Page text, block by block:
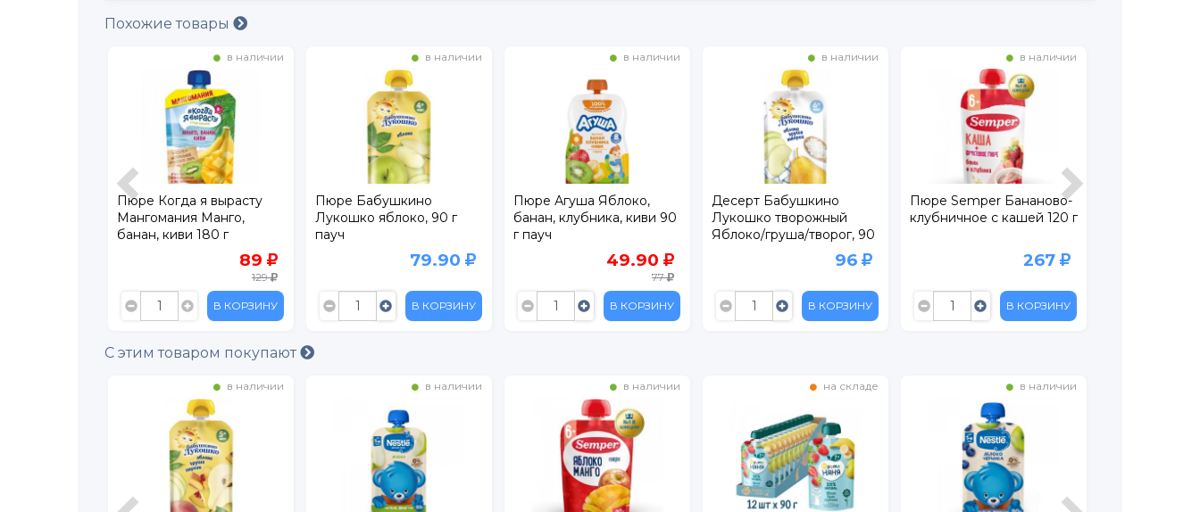
Похожие товары
в наличии
Пюре Когда я вырасту
Мангомания Манго,
банан, киви 180 г
89
129
В КОРЗИНУ
в наличии
Пюре Бабушкино
Лукошко яблоко, 90 г
пауч
79.90
В КОРЗИНУ
в наличии
Пюре Агуша Яблоко,
банан, клубника, киви 90
г пауч
49.90
77
В КОРЗИНУ
в наличии
Десерт Бабушкино
Лукошко творожный
Яблоко/груша/творог, 90
96
В КОРЗИНУ
в наличии
Пюре Semper Бананово-
клубничное с кашей 120 г
267
В КОРЗИНУ
С этим товаром покупают
в наличии в наличии в наличии на складе в наличии